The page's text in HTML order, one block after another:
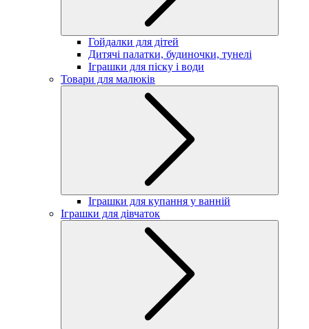
Гойдалки для дітей
Дитячі палатки, будиночки, тунелі
Іграшки для піску і води
Товари для малюків
Іграшки для купання у ванній
Іграшки для дівчаток